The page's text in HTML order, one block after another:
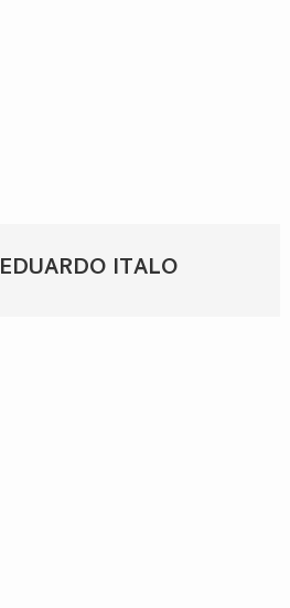
EDUARDO ITALO